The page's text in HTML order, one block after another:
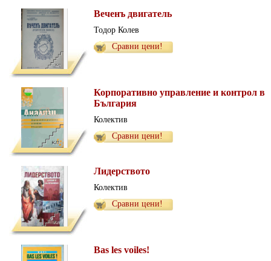
Веченъ двигатель
Тодор Колев
Сравни цени!
Корпоративно управление и контрол в
България
Колектив
Сравни цени!
Лидерството
Колектив
Сравни цени!
Bas les voiles!